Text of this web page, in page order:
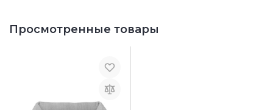
Просмотренные товары